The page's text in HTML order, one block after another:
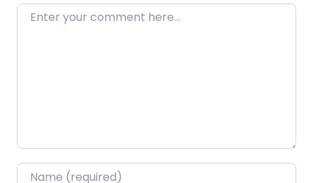
Enter your comment here…
Name*